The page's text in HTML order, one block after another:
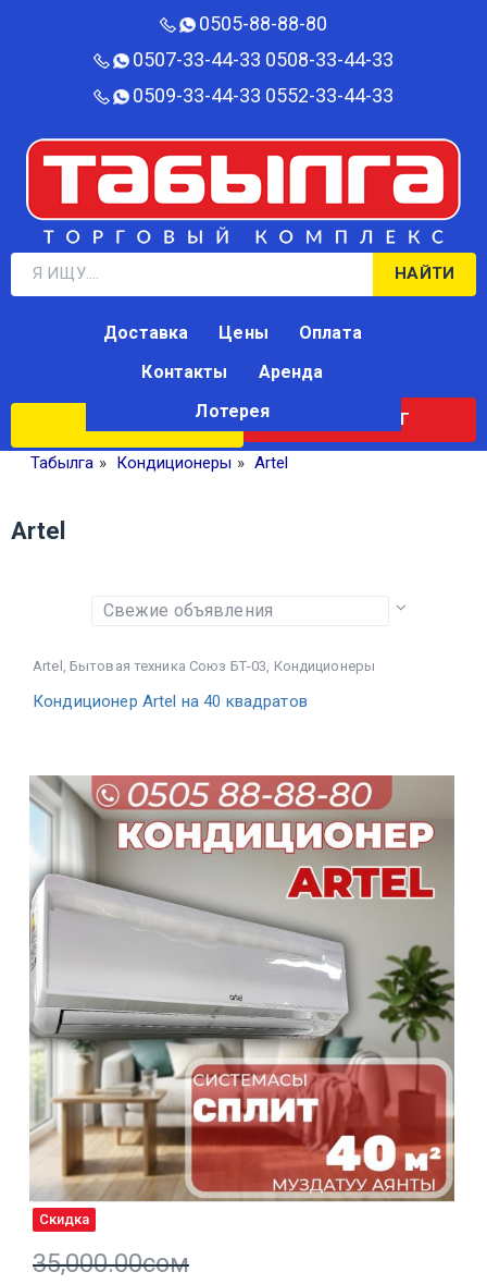
0505-88-88-80‬
0507-33-44-33 0508-33-44-33
0509-33-44-33 0552-33-44-33
НАЙТИ
КАТАЛОГ
Доставка Цены
Оплата
Контакты
Аренда
Лотерея
Табылга » Кондиционеры » Artel
Artel
Artel Бытовая техника Союз БТ-03 Кондиционеры
Кондиционер Artel на 40 квадратов
Скидка
35,000.00сом